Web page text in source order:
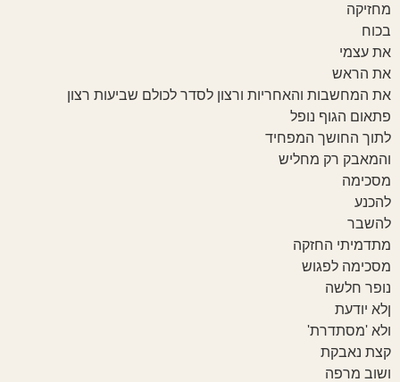
מחזיקה
בכוח
את עצמי
את הראש
את המחשבות והאחריות ורצון לסדר לכולם שביעות רצון
פתאום הגוף נופל
לתוך החושך המפחיד
והמאבק רק מחליש
מסכימה
להכנע
להשבר
מתדמיתי החזקה
מסכימה לפגוש
נופר חלשה
ןלא יודעת
ולא 'מסתדרת'
קצת נאבקת
ושוב מרפה